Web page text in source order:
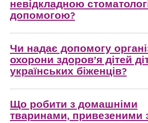
невідкладною
допомогою?
Чи надає допомогу
охорони здоров’я дітей
українських біженців?
Що робити з домашніми
тваринами, привезеними